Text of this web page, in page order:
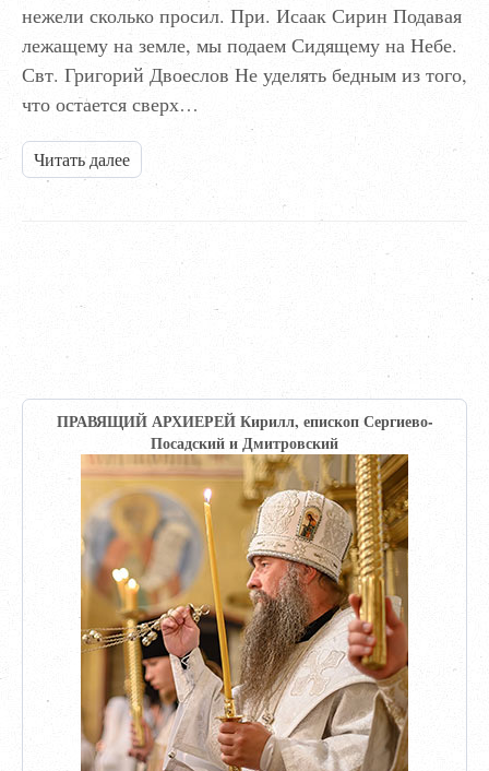
нежели сколько просил. При. Исаак Сирин Подавая
лежащему на земле, мы подаем Сидящему на Небе.
Свт. Григорий Двоеслов Не уделять бедным из того,
что остается сверх…
Читать далее
ПРАВЯЩИЙ АРХИЕРЕЙ Кирилл, епископ Сергиево-
Посадский и Дмитровский